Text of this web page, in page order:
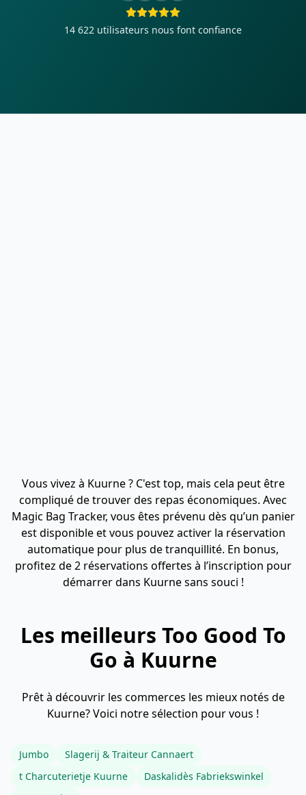
14 622 utilisateurs nous font confiance
Vous vivez à Kuurne ? C'est top, mais cela peut être
compliqué de trouver des repas économiques. Avec
Magic Bag Tracker, vous êtes prévenu dès qu’un panier
est disponible et vous pouvez activer la réservation
automatique pour plus de tranquillité. En bonus,
profitez de 2 réservations offertes à l’inscription pour
démarrer dans Kuurne sans souci !
Les meilleurs Too Good To
Go à Kuurne
Prêt à découvrir les commerces les mieux notés de
Kuurne? Voici notre sélection pour vous !
Jumbo
Slagerij & Traiteur Cannaert
t Charcuterietje Kuurne
Daskalidès Fabriekswinkel